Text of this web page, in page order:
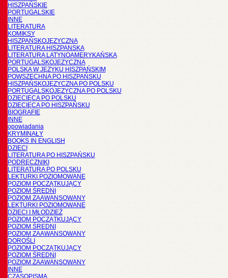
HISZPAŃSKIE
PORTUGALSKIE
INNE
LITERATURA
KOMIKSY
HISZPAŃSKOJĘZYCZNA
LITERATURA HISZPANSKA
LITERATURA LATYNOAMERYKAŃSKA
PORTUGALSKOJĘZYCZNA
POLSKA W JĘZYKU HISZPAŃSKIM
POWSZECHNA PO HISZPAŃSKU
HISZPAŃSKOJĘZYCZNA PO POLSKU
PORTUGALSKOJĘZYCZNA PO POLSKU
DZIECIĘCA PO POLSKU
DZIECIĘCA PO HISZPAŃSKU
BIOGRAFIE
INNE
opowiadania
KRYMINAŁY
BOOKS IN ENGLISH
DZIECI
LITERATURA PO HISZPAŃSKU
PODRĘCZNIKI
LITERATURA PO POLSKU
LEKTURKI POZIOMOWANE
POZIOM POCZĄTKUJĄCY
POZIOM ŚREDNI
POZIOM ZAAWANSOWANY
LEKTURKI POZIOMOWANE
DZIECI I MŁODZIEŻ
POZIOM POCZĄTKUJĄCY
POZIOM ŚREDNI
POZIOM ZAAWANSOWANY
DOROŚLI
POZIOM POCZĄTKUJĄCY
POZIOM ŚREDNI
POZIOM ZAAWANSOWANY
INNE
CZASOPISMA